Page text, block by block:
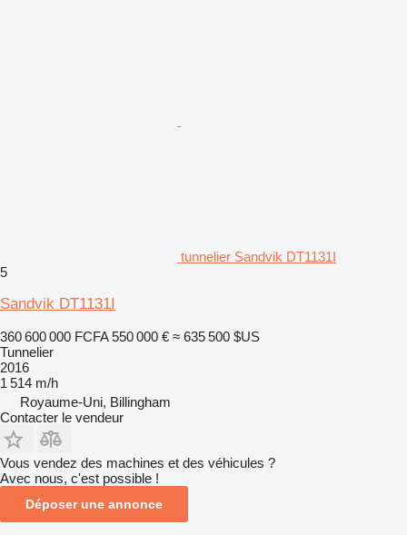
tunnelier Sandvik DT1131I
5
Sandvik DT1131I
360 600 000 FCFA 550 000 € ≈ 635 500 $US
Tunnelier
2016
1 514 m/h
Royaume-Uni, Billingham
Contacter le vendeur
Vous vendez des machines et des véhicules ?
Avec nous, c'est possible !
Déposer une annonce